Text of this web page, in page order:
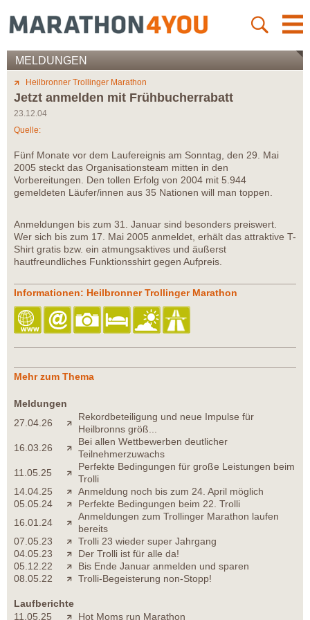
MELDUNGEN
Heilbronner Trollinger Marathon
Jetzt anmelden mit Frühbucherrabatt
23.12.04
Quelle:
Fünf Monate vor dem Laufereignis am Sonntag, den 29. Mai
2005 steckt das Organisationsteam mitten in den
Vorbereitungen. Den tollen Erfolg von 2004 mit 5.944
gemeldeten Läufer/innen aus 35 Nationen will man toppen.
Anmeldungen bis zum 31. Januar sind besonders preiswert.
Wer sich bis zum 17. Mai 2005 anmeldet, erhält das attraktive T-
Shirt gratis bzw. ein atmungsaktives und äußerst
hautfreundliches Funktionsshirt gegen Aufpreis.
Informationen: Heilbronner Trollinger Marathon
Mehr zum Thema
Meldungen
27.04.26
Rekordbeteiligung und neue Impulse für
Heilbronns größ...
16.03.26
Bei allen Wettbewerben deutlicher
Teilnehmerzuwachs
11.05.25
Perfekte Bedingungen für große Leistungen beim
Trolli
14.04.25
Anmeldung noch bis zum 24. April möglich
05.05.24
Perfekte Bedingungen beim 22. Trolli
16.01.24
Anmeldungen zum Trollinger Marathon laufen
bereits
07.05.23
Trolli 23 wieder super Jahrgang
04.05.23
Der Trolli ist für alle da!
05.12.22
Bis Ende Januar anmelden und sparen
08.05.22
Trolli-Begeisterung non-Stopp!
Laufberichte
11.05.25
Hot Moms run Marathon